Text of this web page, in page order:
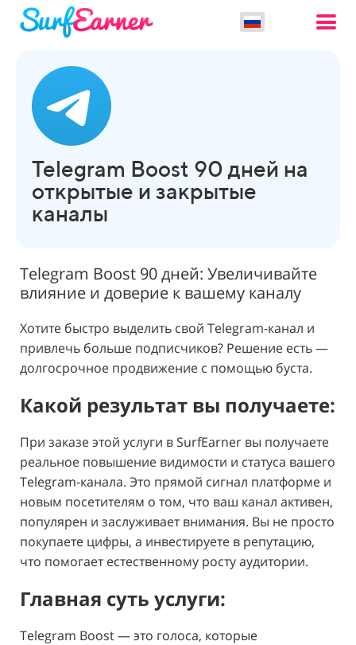
Telegram Boost 90 дней на
открытые и закрытые
каналы
Telegram Boost 90 дней: Увеличивайте
влияние и доверие к вашему каналу
Хотите быстро выделить свой Telegram-канал и
привлечь больше подписчиков? Решение есть —
долгосрочное продвижение с помощью буста.
Какой результат вы получаете:
При заказе этой услуги в SurfEarner вы получаете
реальное повышение видимости и статуса вашего
Telegram-канала. Это прямой сигнал платформе и
новым посетителям о том, что ваш канал активен,
популярен и заслуживает внимания. Вы не просто
покупаете цифры, а инвестируете в репутацию,
что помогает естественному росту аудитории.
Главная суть услуги:
Telegram Boost — это голоса, которые